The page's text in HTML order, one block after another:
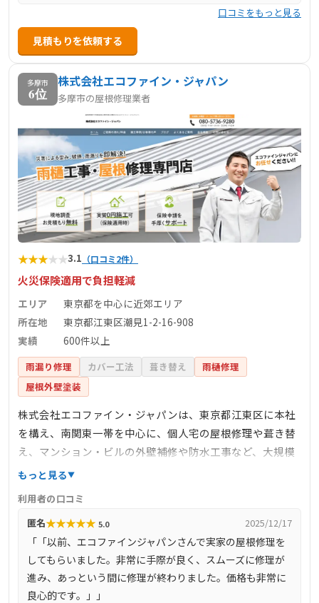
口コミをもっと見る
見積もりを依頼する
多摩市
6位
株式会社エコファイン・ジャパン
多摩市の屋根修理業者
★★★★★3.1 （口コミ2件）
火災保険適用で負担軽減
エリア
東京都を中心に近郊エリア
所在地
東京都江東区潮見1-2-16-908
実績
600件以上
雨漏り修理 カバー工法 葺き替え
雨樋修理
屋根外壁塗装
株式会社エコファイン・ジャパンは、東京都江東区に本社
を構え、南関東一帯を中心に、個人宅の屋根修理や葺き替
え、マンション・ビルの外壁補修や防水工事など、大規模
修繕にも対応している企業です。これまでに600件以上の施
に、火災保険をはじめとした災害保険の適用に関するノウ
ハウを豊富に持ち、台風や大雪などの災害による損傷の場
合、保険金を活用して自己負担なく修理が可能な場合があ
ります。実際に、同社が施工を行ったお客様の約3分の2
は、保険適用によるものでした。
もっと見る
利用者の口コミ
匿名★★★★★ 5.0 2025/12/17
「「以前、エコファインジャパンさんで実家の屋根修理を
してもらいました。非常に手際が良く、スムーズに修理が
進み、あっという間に修理が終わりました。価格も非常に
良心的です。」」